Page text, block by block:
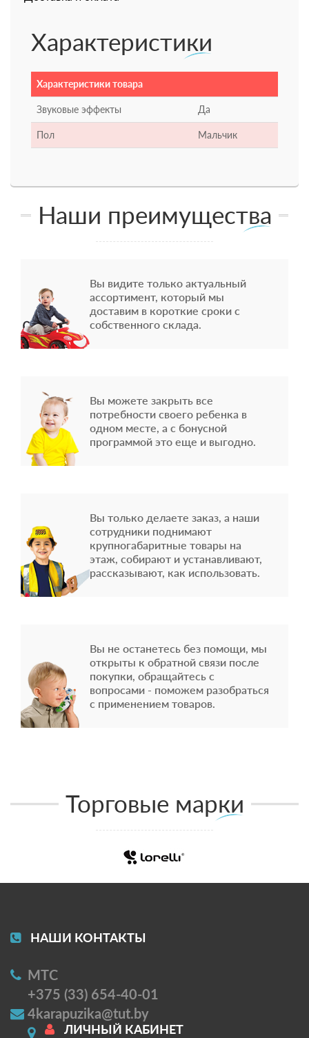
Характеристики
Характеристики товара
Звуковые эффекты Да
Пол Мальчик
Наши преимущества
Вы видите только актуальный
ассортимент, который мы
доставим в короткие сроки с
собственного склада.
Вы можете закрыть все
потребности своего ребенка в
одном месте, а с бонусной
программой это еще и выгодно.
Вы только делаете заказ, а наши
сотрудники поднимают
крупногабаритные товары на
этаж, собирают и устанавливают,
рассказывают, как использовать.
Вы не останетесь без помощи, мы
открыты к обратной связи после
покупки, обращайтесь с
вопросами - поможем разобраться
с применением товаров.
Торговые марки
НАШИ КОНТАКТЫ
МТС
+375 (33) 654-40-01
4karapuzika@tut.by
ЛИЧНЫЙ КАБИНЕТ